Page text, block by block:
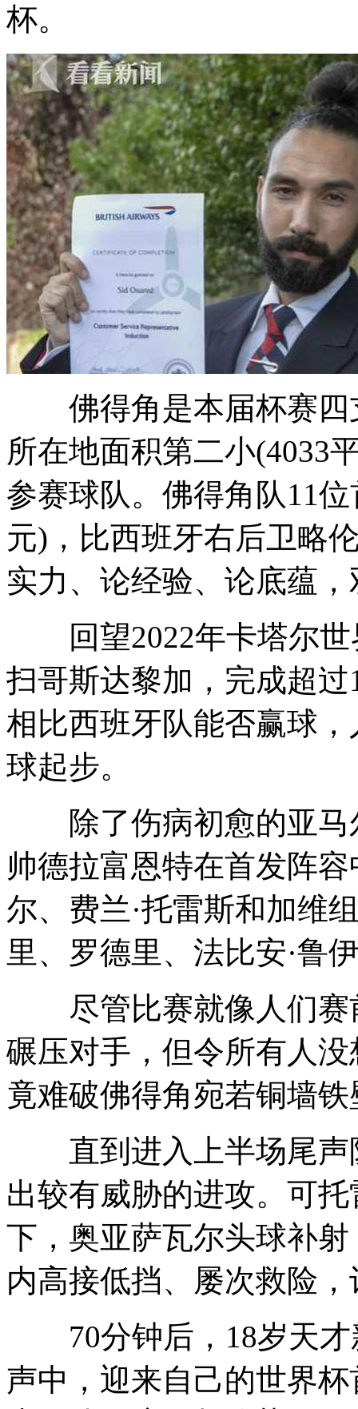
杯。
佛得角是本届杯赛四
所在地面积第二小(4033
参赛球队。佛得角队11
元)，比西班牙右后卫略
实力、论经验、论底蕴
回望2022年卡塔尔世
扫哥斯达黎加，完成超
相比西班牙队能否赢球
球起步。
除了伤病初愈的亚马
帅德拉富恩特在首发阵
尔、费兰·托雷斯和加维
里、罗德里、法比安·鲁
尽管比赛就像人们赛
碾压对手，但令所有人
竟难破佛得角宛若铜墙
直到进入上半场尾声
出较有威胁的进攻。可
下，奥亚萨瓦尔头球补
内高接低挡、屡次救险
70分钟后，18岁天才
声中，迎来自己的世界